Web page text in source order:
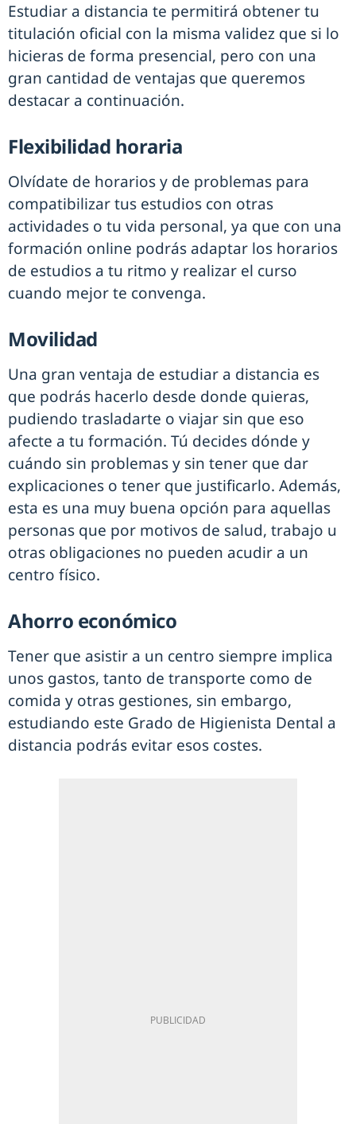
Estudiar a distancia te permitirá obtener tu
titulación oficial con la misma validez que si lo
hicieras de forma presencial, pero con una
gran cantidad de ventajas que queremos
destacar a continuación.
Flexibilidad horaria
Olvídate de horarios y de problemas para
compatibilizar tus estudios con otras
actividades o tu vida personal, ya que con una
formación online podrás adaptar los horarios
de estudios a tu ritmo y realizar el curso
cuando mejor te convenga.
Movilidad
Una gran ventaja de estudiar a distancia es
que podrás hacerlo desde donde quieras,
pudiendo trasladarte o viajar sin que eso
afecte a tu formación. Tú decides dónde y
cuándo sin problemas y sin tener que dar
explicaciones o tener que justificarlo. Además,
esta es una muy buena opción para aquellas
personas que por motivos de salud, trabajo u
otras obligaciones no pueden acudir a un
centro físico.
Ahorro económico
Tener que asistir a un centro siempre implica
unos gastos, tanto de transporte como de
comida y otras gestiones, sin embargo,
estudiando este Grado de Higienista Dental a
distancia podrás evitar esos costes.